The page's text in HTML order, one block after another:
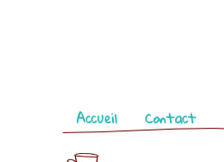
Pages
Accueil Contact